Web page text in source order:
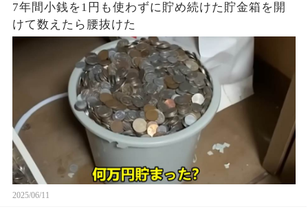
7年間小銭を1円も使わずに貯め続けた貯金箱を開
けて数えたら腰抜けた
2025/06/11